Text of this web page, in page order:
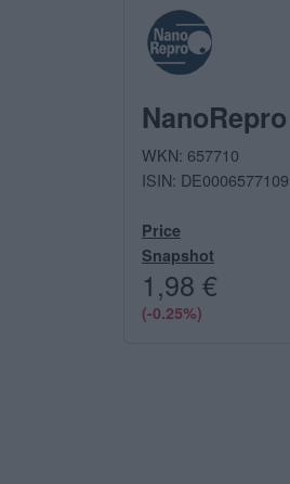
NanoRepro
WKN: 657710
ISIN: DE0006577109
Price
Snapshot
1,98 €
(-0.25%)